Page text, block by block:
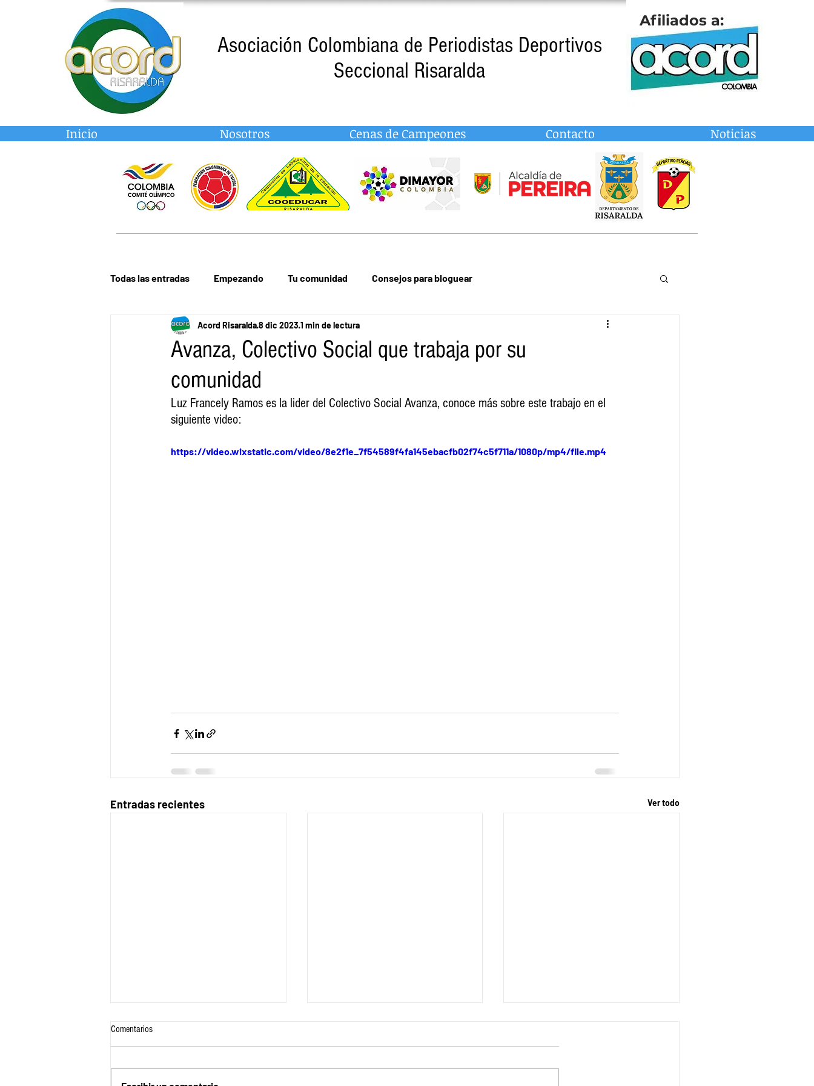
Asociación Colombiana de Periodistas Deportivos
Seccional Risaralda
Afiliados a:
Inicio Nosotros Cenas de Campeones Contacto Noticias
Todas las entradas Empezando Tu comunidad Consejos para bloguear
Avanza, Colectivo Social que trabaja por su
comunidad
Acord Risaralda8 dic 2023 1 min de lectura
Luz Francely Ramos es la lider del Colectivo Social Avanza, conoce más sobre este trabajo en el
siguiente video:
https://video.wixstatic.com/video/8e2f1e_7f54589f4fa145ebacfb02f74c5f711a/1080p/mp4/file.mp4
Entradas recientes Ver todo
Comentarios